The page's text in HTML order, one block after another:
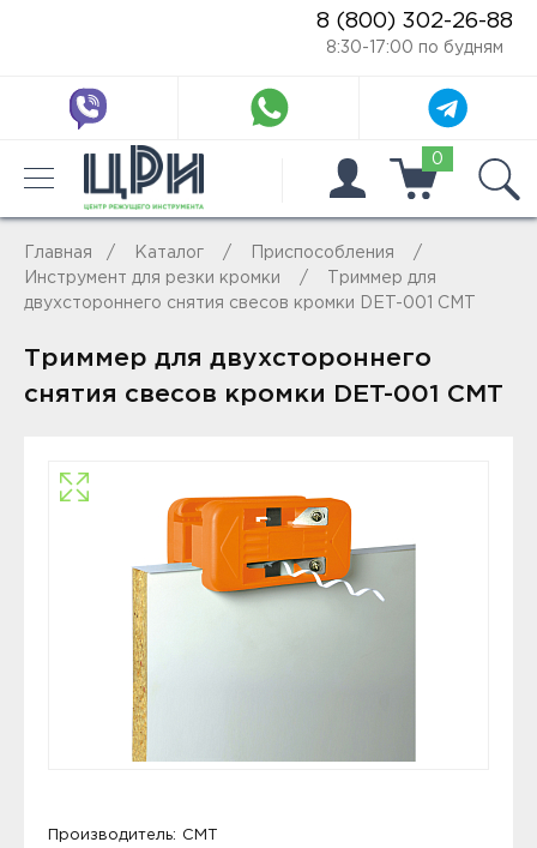
8 (800) 302-26-88
8:30-17:00 по будням
0
Главная Каталог
Приспособления
Инструмент для резки кромки
Триммер для
двухстороннего снятия свесов кромки DET-001 CMT
Триммер для двухстороннего
снятия свесов кромки DET-001 CMT
Производитель: CMT